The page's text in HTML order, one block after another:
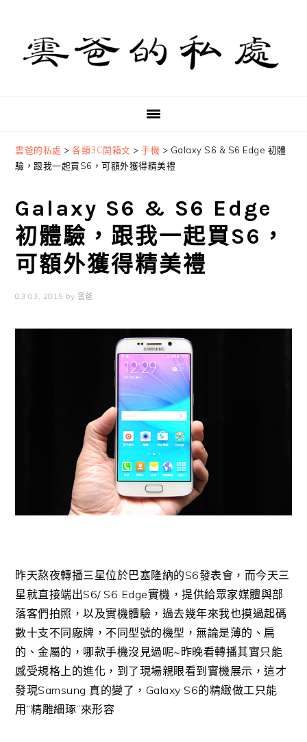
primary
navigation
content
primary
sidebar
雲爸的私處 >各類3C開箱文 >手機 > Galaxy S6 & S6 Edge 初體
驗，跟我一起買S6，可額外獲得精美禮
Galaxy S6 & S6 Edge
初體驗，跟我一起買S6，
可額外獲得精美禮
03 03, 2015 by 雲爸
昨天熬夜轉播三星位於巴塞隆納的S6發表會，而今天三
星就直接端出S6/ S6 Edge實機，提供給眾家媒體與部
落客們拍照，以及實機體驗，過去幾年來我也摸過起碼
數十支不同廠牌，不同型號的機型，無論是薄的、扁
的、金屬的，哪款手機沒見過呢~昨晚看轉播其實只能
感受規格上的進化，到了現場親眼看到實機展示，這才
發現Samsung 真的變了，Galaxy S6的精緻做工只能
用”精雕細琢”來形容